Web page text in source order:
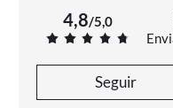
4,8/5,0
Seguir